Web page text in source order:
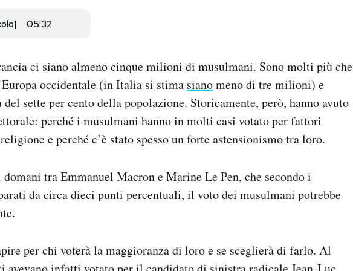
05:32
ci siano almeno cinque milioni di musulmani. Sono molti più che
occidentale (in Italia si stima sianomeno di tre milioni) e
del sette per cento della popolazione. Storicamente, però, hanno avuto
perché i musulmani hanno in molti casi votato per fattori
e perché c’è stato spesso un forte astensionismo tra loro.
tra Emmanuel Macron e Marine Le Pen, che secondo i
da circa dieci punti percentuali, il voto dei musulmani potrebbe
per chi voterà la maggioranza di loro e se sceglierà di farlo. Al